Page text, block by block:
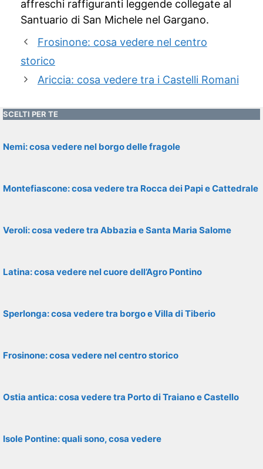
affreschi raffiguranti leggende collegate al
Santuario di San Michele nel Gargano.
Frosinone: cosa vedere nel centro
storico
Ariccia: cosa vedere tra i Castelli Romani
SCELTI PER TE
Nemi: cosa vedere nel borgo delle fragole
Montefiascone: cosa vedere tra Rocca dei Papi e Cattedrale
Veroli: cosa vedere tra Abbazia e Santa Maria Salome
Latina: cosa vedere nel cuore dell’Agro Pontino
Sperlonga: cosa vedere tra borgo e Villa di Tiberio
Frosinone: cosa vedere nel centro storico
Ostia antica: cosa vedere tra Porto di Traiano e Castello
Isole Pontine: quali sono, cosa vedere